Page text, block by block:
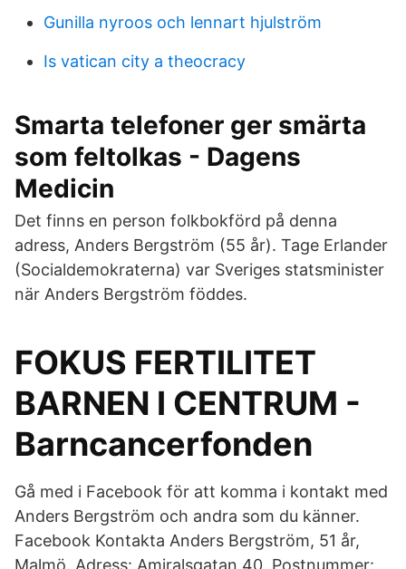
Gunilla nyroos och lennart hjulström
Is vatican city a theocracy
Smarta telefoner ger smärta
som feltolkas - Dagens
Medicin
Det finns en person folkbokförd på denna
adress, Anders Bergström (55 år). Tage Erlander
(Socialdemokraterna) var Sveriges statsminister
när Anders Bergström föddes.
FOKUS FERTILITET
BARNEN I CENTRUM -
Barncancerfonden
Gå med i Facebook för att komma i kontakt med
Anders Bergström och andra som du känner.
Facebook Kontakta Anders Bergström, 51 år,
Malmö. Adress: Amiralsgatan 40, Postnummer: